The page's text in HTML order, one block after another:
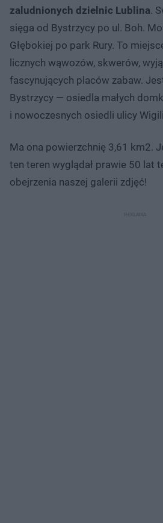
zaludnionych dzielnic Lublina.
sięga od Bystrzycy po ul. Boh.
Głębokiej po park Rury. To
licznych wąwozów, skwerów,
fascynujących placów zabaw.
Bystrzycy — osiedla małych
i nowoczesnych osiedli ulicy
Ma ona powierzchnię 3,61 km2.
ten teren wyglądał prawie 50 lat
obejrzenia naszej galerii zdjęć!